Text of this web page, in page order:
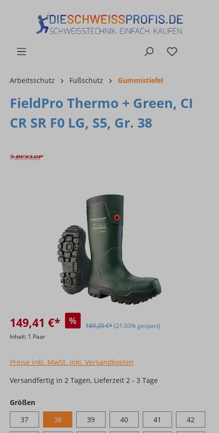
Arbeitsschutz Fußschutz Gummistiefel
FieldPro Thermo + Green, CI
CR SR F0 LG, S5, Gr. 38
Bildergalerie überspringen
149,41 €* % 189,20 €*(21.03% gespart)
Inhalt: 1 Paar
Preise inkl. MwSt. inkl. Versandkosten
Versandfertig in 2 Tagen, Lieferzeit 2 - 3 Tage
Größenauswählen
37
38 39 40 41 42